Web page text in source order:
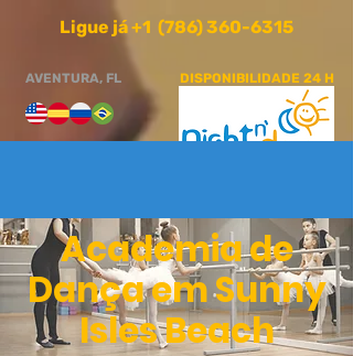
Ligue já +1 (786) 360-6315
DISPONIBILIDADE 24 H
AVENTURA, FL
Academia de
Dança em Sunny
Isles Beach